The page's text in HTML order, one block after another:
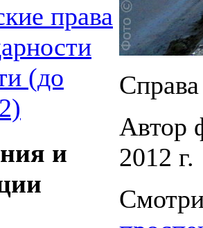
права
(до
и
Автор
2012 г.